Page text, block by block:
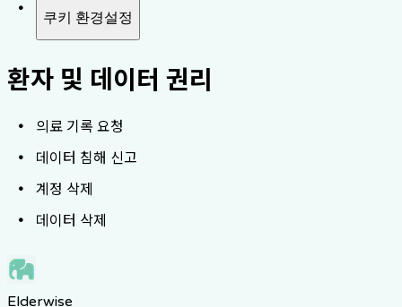
쿠키 환경설정
환자 및 데이터 권리
의료 기록 요청
데이터 침해 신고
계정 삭제
데이터 삭제
Elderwise